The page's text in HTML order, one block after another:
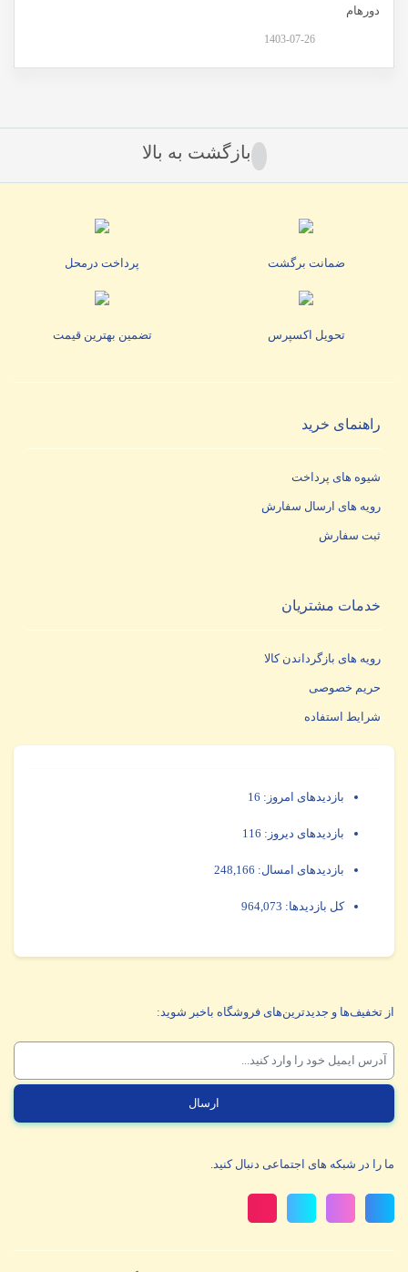
1403-07-26
بازگشت به بالا
ضمانت برگشت پرداخت درمحل
تحویل اکسپرس تضمین بهترین قیمت
راهنمای خرید
شیوه های پرداخت
رویه های ارسال سفارش
ثبت سفارش
خدمات مشتریان
رویه های بازگرداندن کالا
حریم خصوصی
شرایط استفاده
بازدیدهای امروز: 16
بازدیدهای دیروز: 116
بازدیدهای امسال: 248,166
کل بازدیدها: 964,073
از تخفیف‌ها و جدیدترین‌های فروشگاه باخبر شوید:
ما را در شبکه های اجتماعی دنبال کنید.